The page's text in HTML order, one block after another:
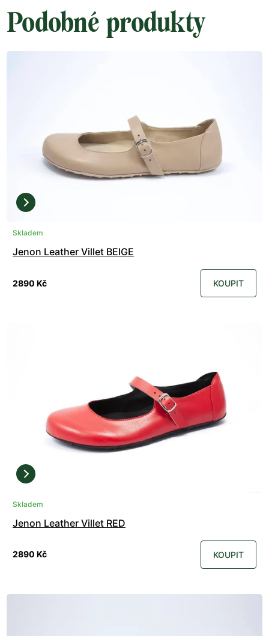
Podobné produkty
Skladem
Jenon Leather Villet BEIGE
2890 Kč KOUPIT
Skladem
Jenon Leather Villet RED
2890 Kč KOUPIT